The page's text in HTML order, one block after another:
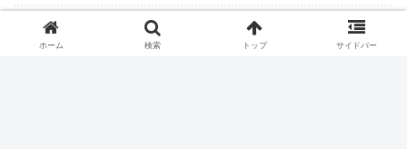
ファストドクター、ついに終わりか？
ホーム 検索 トップ サイドバー